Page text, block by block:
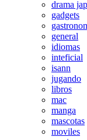
drama
gadgets
general
idiomas
inteficial
isann
jugando
libros
mac
manga
mascotas
moviles